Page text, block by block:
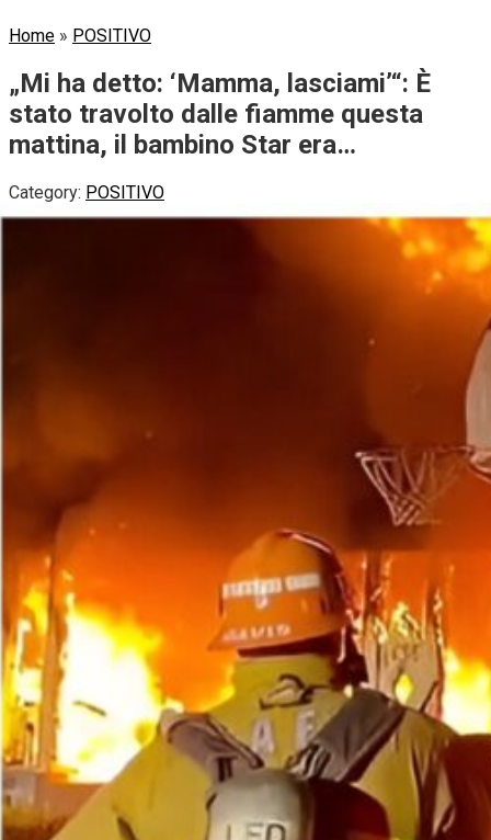
Home » POSITIVO
„Mi ha detto: ‘Mamma, lasciami’“: È
stato travolto dalle fiamme questa
mattina, il bambino Star era…
Category: POSITIVO